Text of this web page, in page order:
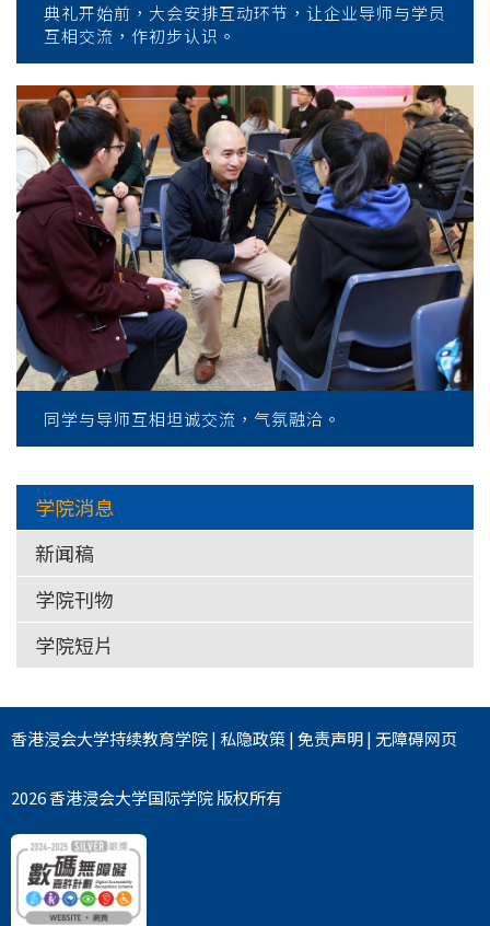
典礼开始前，大会安排互动环节，让企业导师与学员
互相交流，作初步认识。
同学与导师互相坦诚交流，气氛融洽。
学院消息
新闻稿
学院刊物
学院短片
香港浸会大学持续教育学院| 私隐政策|免责声明|无障碍网页
2026 香港浸会大学国际学院 版权所有